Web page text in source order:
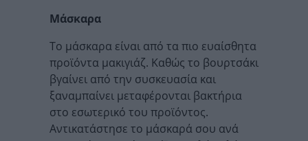
Μάσκαρα
Το μάσκαρα είναι από τα πιο ευαίσθητα
προϊόντα μακιγιάζ. Καθώς το βουρτσάκι
βγαίνει από την συσκευασία και
ξαναμπαίνει μεταφέρονται βακτήρια
στο εσωτερικό του προϊόντος.
Αντικατάστησε το μάσκαρά σου ανά